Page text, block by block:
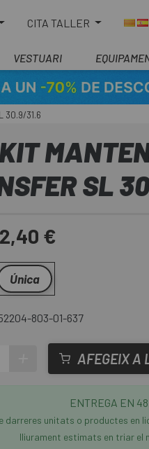
CITA TALLER
VESTUARI
30.9/31.6
SL
€
Única
803-01-637
AFEGEIX A
ENTREGA EN
darreres unitats o productes en
lliurament estimats en triar el